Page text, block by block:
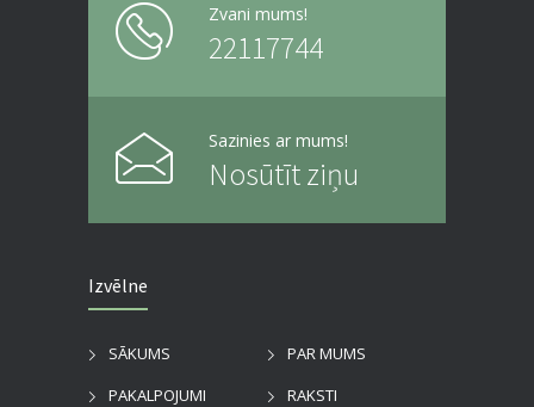
Zvani mums!
22117744
Sazinies ar mums!
Nosūtīt ziņu
Izvēlne
SĀKUMS
PAR MUMS
PAKALPOJUMI
RAKSTI